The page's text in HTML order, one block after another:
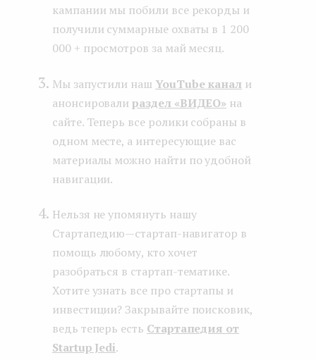
кампании мы побили все рекорды и
получили суммарные охваты в 1 200
000 + просмотров за май месяц.
Мы запустили наш YouTube канал и
анонсировалираздел «ВИДЕО» на
сайте. Теперь все ролики собраны в
одном месте, а интересующие вас
материалы можно найти по удобной
навигации.
Нельзя не упомянуть нашу
Стартапедию — стартап-навигатор в
помощь любому, кто хочет
разобраться в стартап-тематике.
Хотите узнать все про стартапы и
инвестиции? Закрывайте поисковик,
ведь теперь есть Стартапедия от
Startup Jedi.